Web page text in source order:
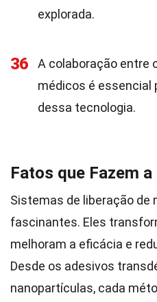
explorada.
36
A colaboração entre
médicos é essencial
dessa tecnologia.
Fatos que Fazem
Sistemas de liberação de
fascinantes. Eles
melhoram a eficácia e
Desde os adesivos
nanopartículas, cada